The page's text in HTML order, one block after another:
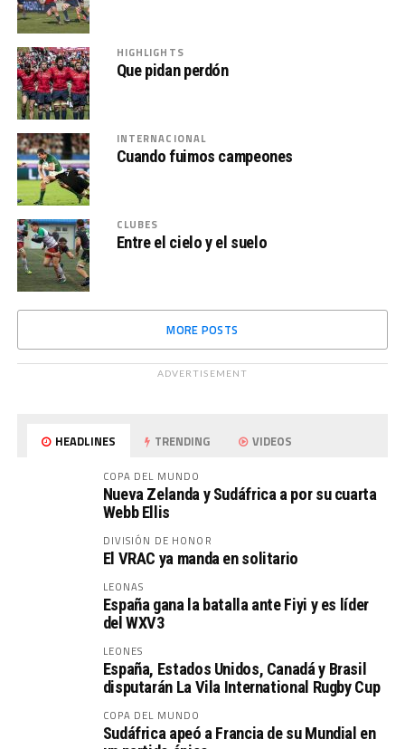
HIGHLIGHTS
Que pidan perdón
INTERNACIONAL
Cuando fuimos campeones
CLUBES
Entre el cielo y el suelo
MORE POSTS
ADVERTISEMENT
HEADLINES TRENDING VIDEOS
COPA DEL MUNDO
Nueva Zelanda y Sudáfrica a por su cuarta
Webb Ellis
DIVISIÓN DE HONOR
El VRAC ya manda en solitario
LEONAS
España gana la batalla ante Fiyi y es líder
del WXV3
LEONES
España, Estados Unidos, Canadá y Brasil
disputarán La Vila International Rugby Cup
COPA DEL MUNDO
Sudáfrica apeó a Francia de su Mundial en